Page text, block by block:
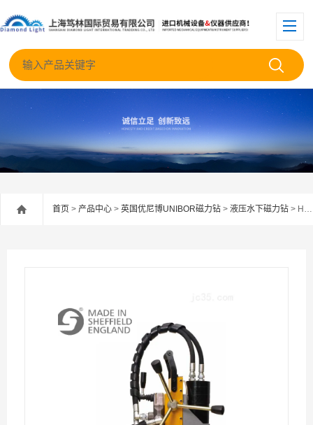
首页 > 产品中心 > 英国优尼博UNIBOR磁力钻 > 液压水下磁力钻 > HUW150英国优尼博液压磁座钻Hydrobor